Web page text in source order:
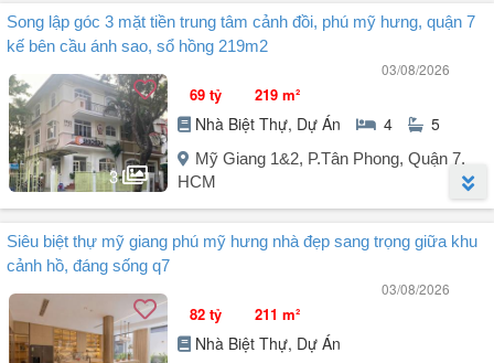
Song lập góc 3 mặt tiền trung tâm cảnh đồi, phú mỹ hưng, quận 7
kế bên cầu ánh sao, sổ hồng 219m2
03/08/2026
3
69 tỷ 219 m²
Nhà Biệt Thự, Dự Án 4 5
Mỹ Giang 1&2, P.Tân Phong, Quận 7,
HCM
Người đăng: Nguyễn Kim Hòa
(15 tin đăng)
Biệt thự song lập góc 3 mặt tiền Mỹ Giang 1, tọa lạc ngay trung tâm
Cảnh đồi, kế bên Cầu Ánh Sao, công viên, Hồ Bán Nguyệt, bến Du
thuyền Marina Club. Diện tích 12,5x18m thiết kế trệt 2 lầu. Nhà hoàn
thiện full nội thất. Nhà chủ quyền sổ hồng, bán giá 69 tỷ bao sang
tên, thông tin chi tiết vui lòng liên hệ: (Mr Hòa).
Siêu biệt thự mỹ giang phú mỹ hưng nhà đẹp sang trọng giữa khu
cảnh hồ, đáng sống q7
03/08/2026
82 tỷ 211 m²
Nhà Biệt Thự, Dự Án